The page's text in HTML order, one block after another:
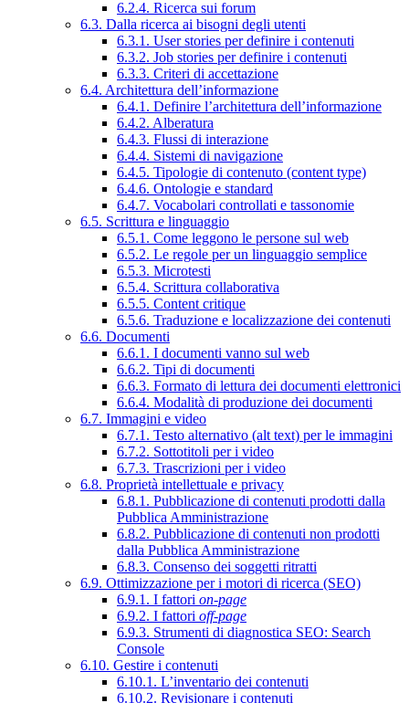
6.2.4. Ricerca sui forum
6.3. Dalla ricerca ai bisogni degli utenti
6.3.1. User stories per definire i contenuti
6.3.2. Job stories per definire i contenuti
6.3.3. Criteri di accettazione
6.4. Architettura dell’informazione
6.4.1. Definire l’architettura dell’informazione
6.4.2. Alberatura
6.4.3. Flussi di interazione
6.4.4. Sistemi di navigazione
6.4.5. Tipologie di contenuto (content type)
6.4.6. Ontologie e standard
6.4.7. Vocabolari controllati e tassonomie
6.5. Scrittura e linguaggio
6.5.1. Come leggono le persone sul web
6.5.2. Le regole per un linguaggio semplice
6.5.3. Microtesti
6.5.4. Scrittura collaborativa
6.5.5. Content critique
6.5.6. Traduzione e localizzazione dei contenuti
6.6. Documenti
6.6.1. I documenti vanno sul web
6.6.2. Tipi di documenti
6.6.3. Formato di lettura dei documenti elettronici
6.6.4. Modalità di produzione dei documenti
6.7. Immagini e video
6.7.1. Testo alternativo (alt text) per le immagini
6.7.2. Sottotitoli per i video
6.7.3. Trascrizioni per i video
6.8. Proprietà intellettuale e privacy
6.8.1. Pubblicazione di contenuti prodotti dalla
Pubblica Amministrazione
6.8.2. Pubblicazione di contenuti non prodotti
dalla Pubblica Amministrazione
6.8.3. Consenso dei soggetti ritratti
6.9. Ottimizzazione per i motori di ricerca (SEO)
6.9.1. I fattori on-page
6.9.2. I fattori off-page
6.9.3. Strumenti di diagnostica SEO: Search
Console
6.10. Gestire i contenuti
6.10.1. L’inventario dei contenuti
6.10.2. Revisionare i contenuti